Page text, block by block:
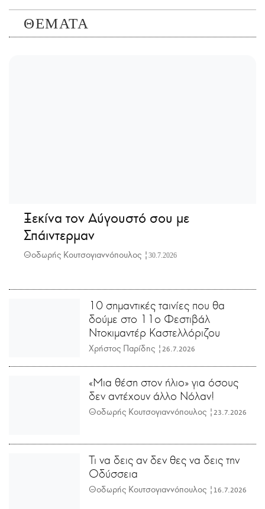
ΘΕΜΑΤΑ
Ξεκίνα τον Αύγουστό σου με
Σπάιντερμαν
Θοδωρής Κουτσογιαννόπουλος | 30.7.2026
10 σημαντικές ταινίες που θα
δούμε στο 11ο Φεστιβάλ
Ντοκιμαντέρ Καστελλόριζου
Χρήστος Παρίδης | 26.7.2026
«Μια θέση στον ήλιο» για όσους
δεν αντέχουν άλλο Νόλαν!
Θοδωρής Κουτσογιαννόπουλος | 23.7.2026
Τι να δεις αν δεν θες να δεις την
Οδύσσεια
Θοδωρής Κουτσογιαννόπουλος | 16.7.2026